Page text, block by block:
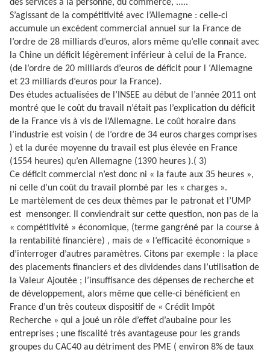
des services à la personne, du commerce, .....
S’agissant de la compétitivité avec l’Allemagne : celle-ci
accumule un excédent commercial annuel sur la France de
l’ordre de 28 milliards d’euros, alors même qu’elle connait avec
la Chine un déficit légèrement inférieur à celui de la France.
(de l’ordre de 20 milliards d’euros de déficit pour l ‘Allemagne
et 23 milliards d’euros pour la France).
Des études actualisées de l’INSEE au début de l’année 2011 ont
montré que le coût du travail n’était pas l’explication du déficit
de la France vis à vis de l’Allemagne. Le coût horaire dans
l’industrie est voisin ( de l’ordre de 34 euros charges comprises
) et la durée moyenne du travail est plus élevée en France
(1554 heures) qu’en Allemagne (1390 heures ).( 3)
Ce déficit commercial n’est donc ni « la faute aux 35 heures »,
ni celle d’un coût du travail plombé par les « charges ».
Le martèlement de ces deux thèmes par le patronat et l’UMP
est mensonger. Il conviendrait sur cette question, non pas de la
« compétitivité » économique, (terme gangréné par la course à
la rentabilité financière) , mais de « l’efficacité économique »
d’interroger d’autres paramètres. Citons par exemple : la place
des placements financiers et des dividendes dans l’utilisation de
la Valeur Ajoutée ; l’insuffisance des dépenses de recherche et
de développement, alors même que celle-ci bénéficient en
France d’un très couteux dispositif de « Crédit Impôt
Recherche » qui a joué un rôle d’effet d’aubaine pour les
entreprises ; une fiscalité très avantageuse pour les grands
groupes du CAC40 au détriment des PME ( environ 8% de taux